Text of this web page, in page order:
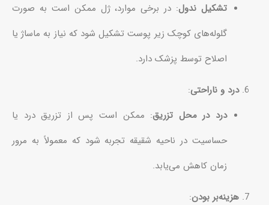
تشکیل ندول: در برخی موارد، ژل ممکن است به صورت
گلوله‌های کوچک زیر پوست تشکیل شود که نیاز به ماساژ یا
اصلاح توسط پزشک دارد.
درد و ناراحتی:
درد در محل تزریق: ممکن است پس از تزریق درد یا
حساسیت در ناحیه شقیقه تجربه شود که معمولاً به مرور
زمان کاهش می‌یابد.
هزینه‌بر بودن: